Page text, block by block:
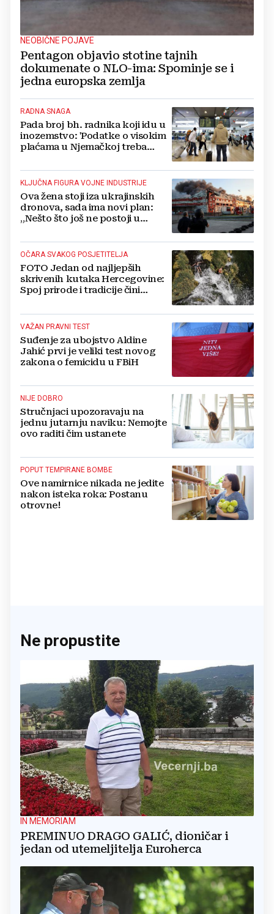
NEOBIČNE POJAVE
Pentagon objavio stotine tajnih
dokumenate o NLO-ima: Spominje se i
jedna europska zemlja
RADNA SNAGA
Pada broj bh. radnika koji idu u
inozemstvo: 'Podatke o visokim
plaćama u Njemačkoj treba
KLJUČNA FIGURA VOJNE INDUSTRIJE
Ova žena stoji iza ukrajinskih
dronova, sada ima novi plan:
„Nešto što još ne postoji u
OČARA SVAKOG POSJETITELJA
FOTO Jedan od najljepših
skrivenih kutaka Hercegovine:
Spoj prirode i tradicije čini
destinacijom
VAŽAN PRAVNI TEST
Suđenje za ubojstvo Aldine
Jahić prvi je veliki test novog
zakona o femicidu u FBiH
NIJE DOBRO
Stručnjaci upozoravaju na
jednu jutarnju naviku: Nemojte
ovo raditi čim ustanete
POPUT TEMPIRANE BOMBE
Ove namirnice nikada ne jedite
nakon isteka roka: Postanu
otrovne!
Ne propustite
IN MEMORIAM
PREMINUO DRAGO GALIĆ, dioničar i
jedan od utemeljitelja Euroherca